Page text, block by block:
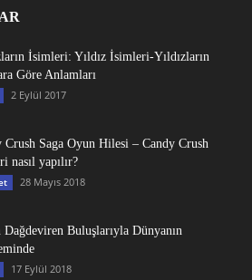
İsimleri: Yıldız İsimleri-Yıldızların
Göre Anlamları
2 Eylül 2017
Crush Saga Oyun Hilesi – Candy Crush
nasıl yapılır?
28 Mayıs 2018
Dağdeviren Buluşlarıyla Dünyanın
17 Eylül 2018